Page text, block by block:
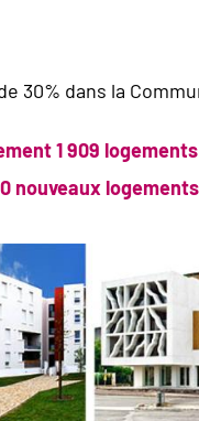
30% dans la
1 909
nouveaux